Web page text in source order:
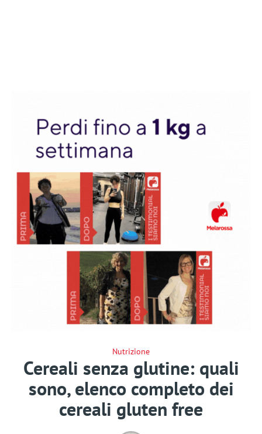
Nutrizione
Cereali senza glutine: quali
sono, elenco completo dei
cereali gluten free